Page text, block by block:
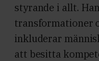
styrande i allt.
transformationer
inkluderar
att besitta